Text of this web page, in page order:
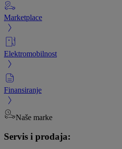
Marketplace
Elektromobilnost
Finansiranje
Naše marke
Servis i prodaja: